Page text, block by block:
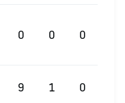
0 0 0
9 1 0